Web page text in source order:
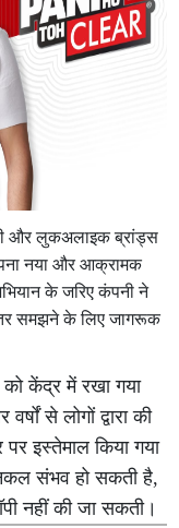
और लुकअलाइक ब्रांड्स
नया और आक्रामक
के जरिए कंपनी ने
समझने के लिए जागरूक
केंद्र में रखा गया
से लोगों द्वारा की
इस्तेमाल किया गया
संभव हो सकती है,
नहीं की जा सकती।